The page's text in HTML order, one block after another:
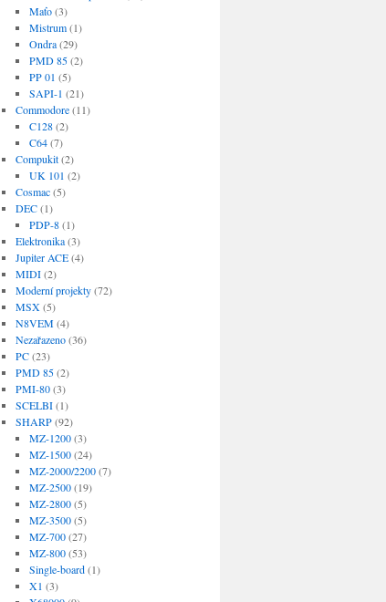
Maťo(3)
Mistrum(1)
Ondra(29)
PMD 85(2)
PP 01 (5)
SAPI-1 (21)
Commodore(11)
C128(2)
C64(7)
Compukit(2)
UK 101 (2)
Cosmac(5)
DEC(1)
PDP-8(1)
Elektronika(3)
Jupiter ACE(4)
MIDI(2)
Moderní projekty(72)
MSX(5)
N8VEM(4)
Nezařazeno(36)
PC(23)
PMD 85(2)
PMI-80(3)
SCELBI(1)
SHARP(92)
MZ-1200(3)
MZ-1500(24)
MZ-2000/2200(7)
MZ-2500(19)
MZ-2800(5)
MZ-3500(5)
MZ-700(27)
MZ-800(53)
Single-board(1)
X1 (3)